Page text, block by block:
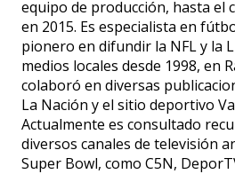
equipo de producción, hasta el
en 2015. Es especialista en
pionero en difundir la NFL y la
medios locales desde 1998, en
colaboró en diversas
La Nación y el sitio deportivo
Actualmente es consultado
diversos canales de televisión
Super Bowl, como C5N,